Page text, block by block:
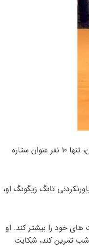
با توجه به اینکه از 124 شائولین کونگ فو کار راه یافته به مسابقات شائولین امسال در هنان، تنها 10 نفر عنوان ستاره
باورنکردنی تانگ زیگونگ او،
مهارت های خود را بیشتر کند. او
آخر شب تمرین کند، شکایت